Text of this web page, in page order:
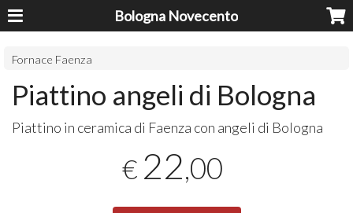
Bologna Novecento
Fornace Faenza
Piattino angeli di Bologna
Piattino in ceramica di Faenza con angeli di Bologna
€ 22,00